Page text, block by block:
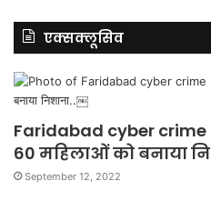
एक्सक्लूसिव
Faridabad cyber crime
60 महिलाओं को बनाया
September 12, 2022